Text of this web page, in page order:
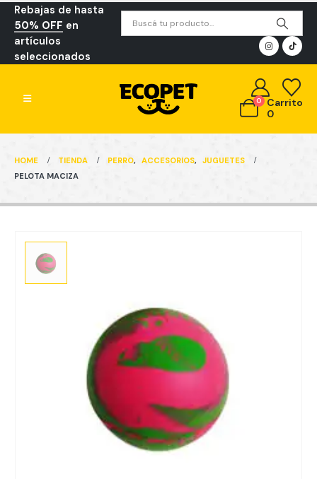
Rebajas de hasta
50% OFF en
artículos
seleccionados
0
Carrito
0
HOME TIENDA PERRO, ACCESORIOS, JUGUETES
PELOTA MACIZA